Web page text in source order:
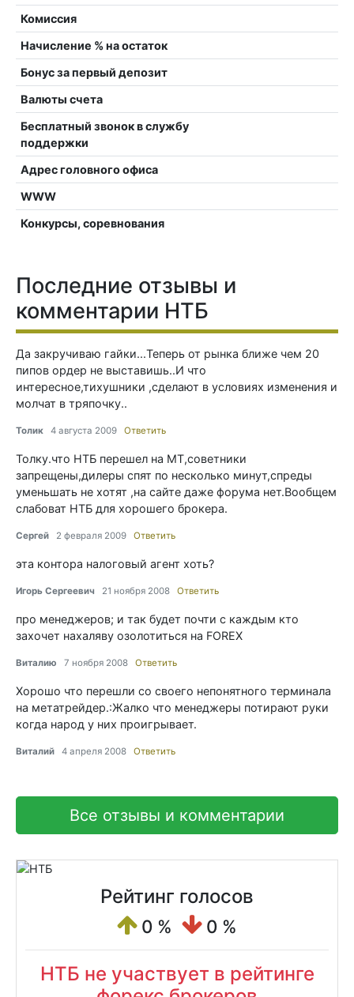
Комиссия
Начисление % на остаток
Бонус за первый депозит
Валюты счета
Бесплатный звонок в службу
поддержки
Адрес головного офиса
WWW
Конкурсы, соревнования
Последние отзывы и
комментарии НТБ
Да закручиваю гайки...Теперь от рынка ближе чем 20
пипов ордер не выставишь..И что
интересное,тихушники ,сделают в условиях изменения и
молчат в тряпочку..
Толик 4 августа 2009 Ответить
Толку.что НТБ перешел на МТ,советники
запрещены,дилеры спят по несколько минут,спреды
уменьшать не хотят ,на сайте даже форума нет.Вообщем
слабоват НТБ для хорошего брокера.
Сергей 2 февраля 2009 Ответить
эта контора налоговый агент хоть?
Игорь Сергеевич 21 ноября 2008 Ответить
про менеджеров; и так будет почти с каждым кто
захочет нахаляву озолотиться на FOREX
Виталию 7 ноября 2008 Ответить
Хорошо что перешли со своего непонятного терминала
на метатрейдер.:Жалко что менеджеры потирают руки
когда народ у них проигрывает.
Виталий 4 апреля 2008 Ответить
Все отзывы и комментарии
Рейтинг голосов
0 % 0 %
НТБ не участвует в рейтинге